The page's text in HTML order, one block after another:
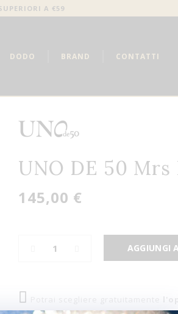
A €59
DODO BRAND CONTATTI
UNO DE 50 Mrs
145,00 €
AGGIUNGI